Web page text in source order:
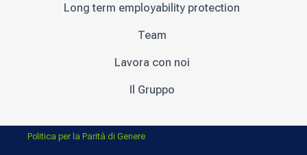
Long term employability protection
Team
Lavora con noi
Il Gruppo
Politica per la Parità di Genere